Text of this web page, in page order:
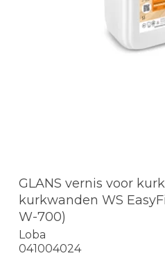
GLANS vernis voor
kurkwanden WS
W-700)
Loba
041004024